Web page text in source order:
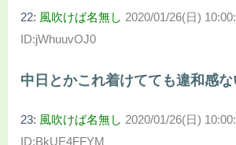
22: 風吹けば名無し 2020/01/26(日)
ID:jWhuuvOJ0
中日とかこれ着けてても違和感な
23: 風吹けば名無し 2020/01/26(日)
ID:BkUE4FFYM